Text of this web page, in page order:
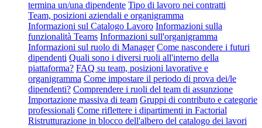
termina un/una dipendente Tipo di lavoro nei contratti
Team, posizioni aziendali e organigramma
Informazioni sul Catalogo Lavoro Informazioni sulla
funzionalità Teams Informazioni sull'organigramma
Informazioni sul ruolo di Manager Come nascondere i futuri
dipendenti Quali sono i diversi ruoli all'interno della
piattaforma? FAQ su team, posizioni lavorative e
organigramma Come impostare il periodo di prova dei/le
dipendenti? Comprendere i ruoli del team di assunzione
Importazione massiva di team Gruppi di contributo e categorie
professionali Come riflettere i dipartimenti in Factorial
Ristrutturazione in blocco dell'albero del catalogo dei lavori